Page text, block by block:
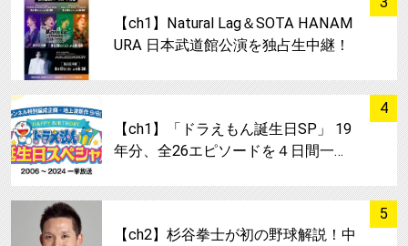
【ch1】Natural Lag＆SOTA HANAM
URA 日本武道館公演を独占生中継！
4
【ch1】「ドラえもん誕生日SP」 19
年分、全26エピソードを４日間一…
5
【ch2】杉谷拳士が初の野球解説！中